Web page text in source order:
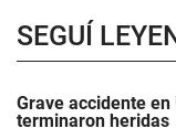
SEGUÍ
Grave accidente
terminaron heridas